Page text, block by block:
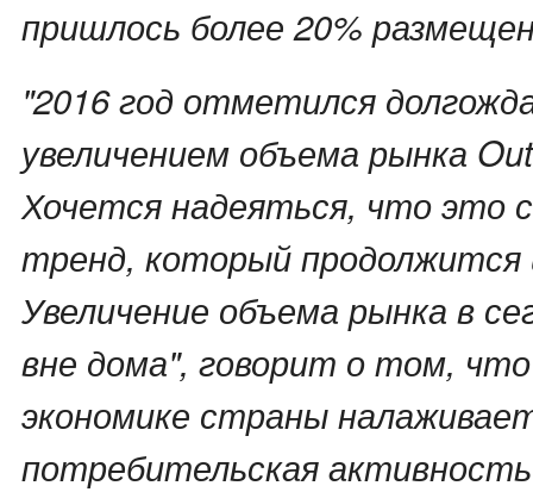
пришлось более 20%
"2016 год отметился
увеличением объема рынка
Хочется надеяться, что это
тренд, который продолжится
Увеличение объема рынка в
вне дома", говорит о том,
экономике страны
потребительская